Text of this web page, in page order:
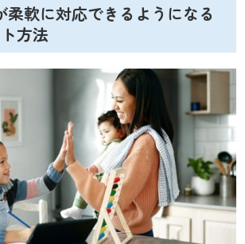
柔軟に対応できるようになる
方法